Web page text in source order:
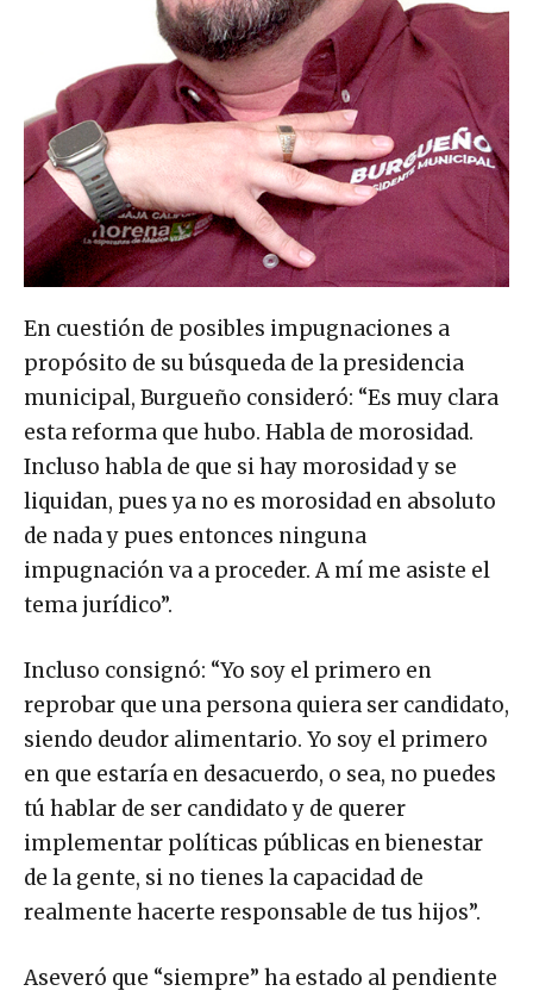
En cuestión de posibles impugnaciones a
propósito de su búsqueda de la presidencia
municipal, Burgueño consideró: “Es muy clara
esta reforma que hubo. Habla de morosidad.
Incluso habla de que si hay morosidad y se
liquidan, pues ya no es morosidad en absoluto
de nada y pues entonces ninguna
impugnación va a proceder. A mí me asiste el
tema jurídico”.
Incluso consignó: “Yo soy el primero en
reprobar que una persona quiera ser candidato,
siendo deudor alimentario. Yo soy el primero
en que estaría en desacuerdo, o sea, no puedes
tú hablar de ser candidato y de querer
implementar políticas públicas en bienestar
de la gente, si no tienes la capacidad de
realmente hacerte responsable de tus hijos”.
Aseveró que “siempre” ha estado al pendiente